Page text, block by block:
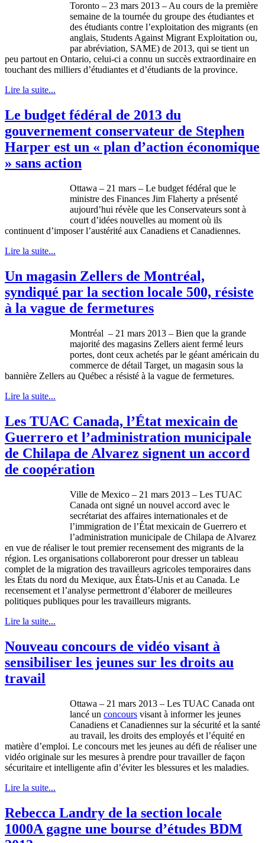
Toronto – 23 mars 2013 – Au cours de la première
semaine de la tournée du groupe des étudiantes et
des étudiants contre l’exploitation des migrants (en
anglais, Students Against Migrant Exploitation ou,
par abréviation, SAME) de 2013, qui se tient un
peu partout en Ontario, celui-ci a connu un succès extraordinaire en
touchant des milliers d’étudiantes et d’étudiants de la province.
Lire la suite...
Le budget fédéral de 2013 du
gouvernement conservateur de Stephen
Harper est un « plan d’action économique
» sans action
Ottawa – 21 mars – Le budget fédéral que le
ministre des Finances Jim Flaherty a présenté
aujourd’hui révèle que les Conservateurs sont à
court d’idées nouvelles au moment où ils
continuent d’imposer l’austérité aux Canadiens et Canadiennes.
Lire la suite...
Un magasin Zellers de Montréal,
syndiqué par la section locale 500, résiste
à la vague de fermetures
Montréal – 21 mars 2013 – Bien que la grande
majorité des magasins Zellers aient fermé leurs
portes, dont ceux achetés par le géant américain du
commerce de détail Target, un magasin sous la
bannière Zellers au Québec a résisté à la vague de fermetures.
Lire la suite...
Les TUAC Canada, l’État mexicain de
Guerrero et l’administration municipale
de Chilapa de Alvarez signent un accord
de coopération
Ville de Mexico – 21 mars 2013 – Les TUAC
Canada ont signé un nouvel accord avec le
secrétariat des affaires internationales et de
l’immigration de l’État mexicain de Guerrero et
l’administration municipale de Chilapa de Alvarez
en vue de réaliserle tout premierrecensement des migrants de la
région. Les organisations collaboreront pour dresser un tableau
complet de la migration des travailleurs agricoles temporaires dans
les États du nord du Mexique, aux États-Unis et au Canada. Le
recensement et l’analyse permettront d’élaborerde meilleures
politiques publiques pour les travailleurs migrants.
Lire la suite...
Nouveau concours de vidéo visant à
sensibiliser les jeunes sur les droits au
travail
Ottawa – 21 mars 2013 – Les TUAC Canada ont
lancé un concours visant à informer les jeunes
Canadiens et Canadiennes surla sécurité et la santé
au travail, les droits des employés et l’équité en
matière d’emploi. Le concours met les jeunes au défi de réaliser une
vidéo originale surles mesures à prendre pourtravaillerde façon
sécuritaire et intelligente afin d’éviterles blessures et les maladies.
Lire la suite...
Rebecca Landry de la section locale
1000A gagne une bourse d’études BDM